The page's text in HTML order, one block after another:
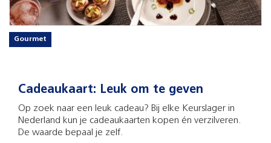
Gourmet
Cadeaukaart: Leuk om te geven
Op zoek naar een leuk cadeau? Bij elke Keurslager in
Nederland kun je cadeaukaarten kopen én verzilveren.
De waarde bepaal je zelf.